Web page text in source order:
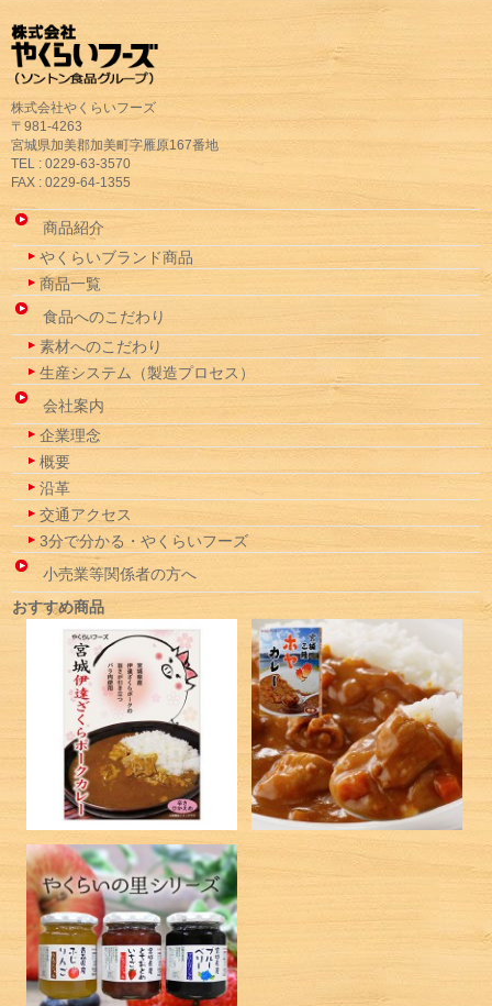
株式会社やくらいフーズ
〒981-4263
宮城県加美郡加美町字雁原167番地
TEL : 0229-63-3570
FAX : 0229-64-1355
商品紹介
やくらいブランド商品
商品一覧
食品へのこだわり
素材へのこだわり
生産システム（製造プロセス）
会社案内
企業理念
概要
沿革
交通アクセス
3分で分かる・やくらいフーズ
小売業等関係者の方へ
おすすめ商品